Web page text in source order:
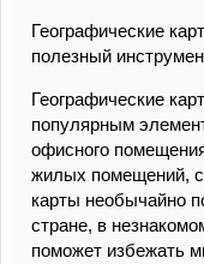
Географические
полезный
Географические
популярным
офисного
жилых помещений,
карты необычайно
стране, в
поможет избежать